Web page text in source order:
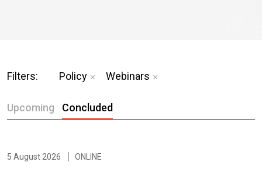
Filters: Policy Webinars
Upcoming Concluded
5 August 2026 ONLINE